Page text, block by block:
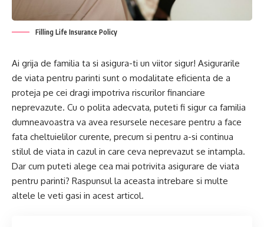
Filling Life Insurance Policy
Ai grija de familia ta si asigura-ti un viitor sigur! Asigurarile
de viata pentru parinti sunt o modalitate eficienta de a
proteja pe cei dragi impotriva riscurilor financiare
neprevazute. Cu o polita adecvata, puteti fi sigur ca familia
dumneavoastra va avea resursele necesare pentru a face
fata cheltuielilor curente, precum si pentru a-si continua
stilul de viata in cazul in care ceva neprevazut se intampla.
Dar cum puteti alege cea mai potrivita asigurare de viata
pentru parinti? Raspunsul la aceasta intrebare si multe
altele le veti gasi in acest articol.